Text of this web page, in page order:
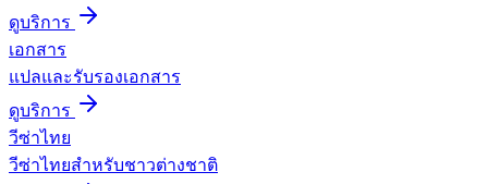
ดูบริการ
เอกสาร
แปลและรับรองเอกสาร
ดูบริการ
วีซ่าไทย
วีซ่าไทยสำหรับชาวต่างชาติ